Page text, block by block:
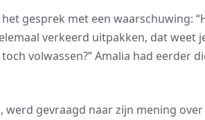
gesprek met een waarschuwing:
verkeerd uitpakken, dat weet
volwassen?” Amalia had eerder
gevraagd naar zijn mening over